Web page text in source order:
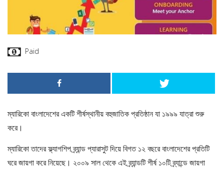
Paid
ম্যারিকো বাংলাদেশের একটি শীর্ষস্থানীয় বহুজাতিক প্রতিষ্ঠান যা ১৯৯৯ যাত্রা শুরু
করে।
ম্যারিকো তাদের ফ্ল্যাগশিপ ব্র্যান্ড প্যারাসুট দিয়ে বিগত ১২ বছরে বাংলাদেশের প্রতিটি
ঘরে জায়গা করে নিয়েছে। ২০০৯ সাল থেকে এই ব্র্যান্ডটি শীর্ষ ১০টি ব্র্যান্ডে জায়গা